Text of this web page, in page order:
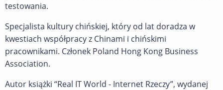
testowania.
Specjalista kultury chińskiej, który od lat doradza w
kwestiach współpracy z Chinami i chińskimi
pracownikami. Członek Poland Hong Kong Business
Association.
Autor książki “Real IT World - Internet Rzeczy”, wydanej